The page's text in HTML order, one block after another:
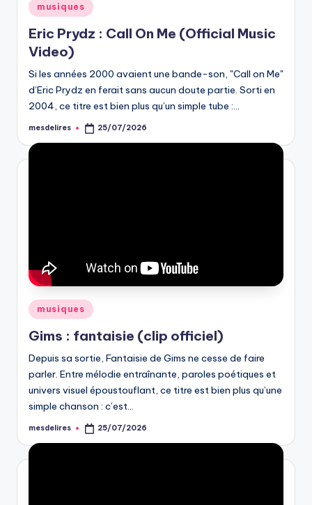
Posted
in
musiques
Eric Prydz : Call On Me (Official Music
Video)
Si les années 2000 avaient une bande-son, "Call on Me"
d’Eric Prydz en ferait sans aucun doute partie. Sorti en
2004, ce titre est bien plus qu’un simple tube :…
Posted
mesdelires 25/07/2026
Posted
in
musiques
Gims : fantaisie (clip officiel)
Depuis sa sortie, Fantaisie de Gims ne cesse de faire
parler. Entre mélodie entraînante, paroles poétiques et
univers visuel époustouflant, ce titre est bien plus qu’une
simple chanson : c’est…
Posted
mesdelires 25/07/2026